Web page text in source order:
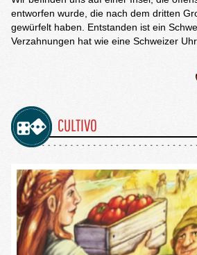
entworfen wurde, die nach dem dritten
gewürfelt haben. Entstanden ist ein
Verzahnungen hat wie eine Schweizer
CULTIVO